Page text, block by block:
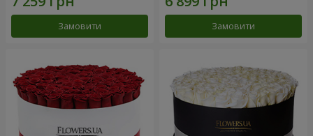
Замовити Замовити